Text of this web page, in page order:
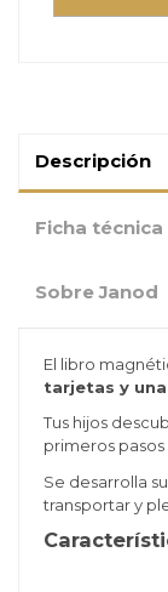
Descripción
Ficha técnica
Sobre Janod
El libro
tarjetas y
Tus hijos
primeros pasos
Se desarrolla
transportar y